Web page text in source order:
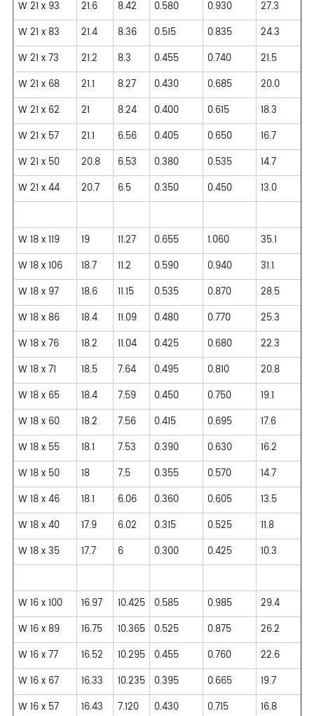
W 21 x 93
21.6 8.42 0.580 0.930 27.3
W 21 x 83
21.4 8.36 0.515 0.835 24.3
W 21 x 73
21.2 8.3 0.455 0.740 21.5
W 21 x 68
21.1 8.27 0.430 0.685 20.0
W 21 x 62
21 8.24 0.400 0.615 18.3
W 21 x 57
21.1 6.56 0.405 0.650 16.7
W 21 x 50
20.8 6.53 0.380 0.535 14.7
W 21 x 44
20.7 6.5 0.350 0.450 13.0
W 18 x 119 19 11.27 0.655 1.060 35.1
W 18 x 106
18.7 11.2 0.590 0.940 31.1
W 18 x 97
18.6 11.15 0.535 0.870 28.5
W 18 x 86
18.4 11.09 0.480 0.770 25.3
W 18 x 76
18.2 11.04 0.425 0.680 22.3
W 18 x 71
18.5 7.64 0.495 0.810 20.8
W 18 x 65
18.4 7.59 0.450 0.750 19.1
W 18 x 60
18.2 7.56 0.415 0.695 17.6
W 18 x 55
18.1 7.53 0.390 0.630 16.2
W 18 x 50
18 7.5 0.355 0.570 14.7
W 18 x 46
18.1 6.06 0.360 0.605 13.5
W 18 x 40
17.9 6.02 0.315 0.525 11.8
W 18 x 35
17.7 6 0.300 0.425 10.3
W 16 x 100 16.97 10.425 0.585 0.985 29.4
W 16 x 89
16.75 10.365 0.525 0.875 26.2
W 16 x 77
16.52 10.295 0.455 0.760 22.6
W 16 x 67
16.33 10.235 0.395 0.665 19.7
W 16 x 57
16.43 7.120 0.430 0.715 16.8